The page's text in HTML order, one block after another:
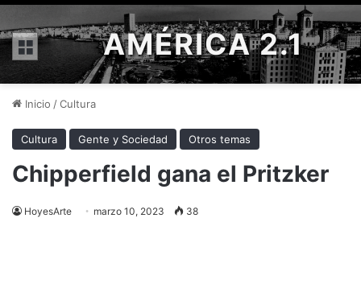
Menú AMÉRICA 2.1
Inicio /Cultura
Cultura Gente y Sociedad Otros temas
Chipperfield gana el Pritzker
HoyesArte marzo 10, 2023 38